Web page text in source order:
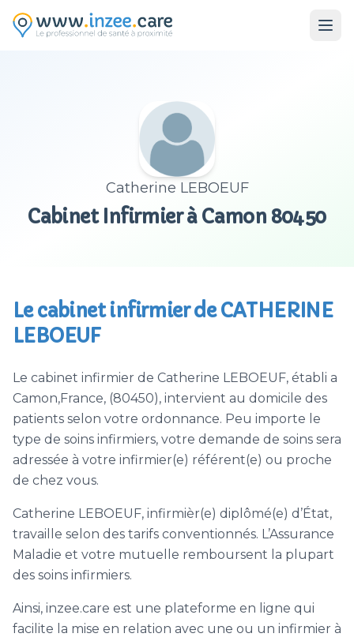
Catherine LEBOEUF
Cabinet Infirmier à Camon 80450
Le cabinet infirmier de CATHERINE
LEBOEUF
Le cabinet infirmier de Catherine LEBOEUF, établi a
Camon,France, (80450), intervient au domicile des
patients selon votre ordonnance. Peu importe le
type de soins infirmiers, votre demande de soins sera
adressée à votre infirmier(e) référent(e) ou proche
de chez vous.
Catherine LEBOEUF, infirmièr(e) diplômé(e) d’État,
travaille selon des tarifs conventionnés. L’Assurance
Maladie et votre mutuelle remboursent la plupart
des soins infirmiers.
Ainsi, inzee.care est une plateforme en ligne qui
facilite la mise en relation avec une ou un infirmier à